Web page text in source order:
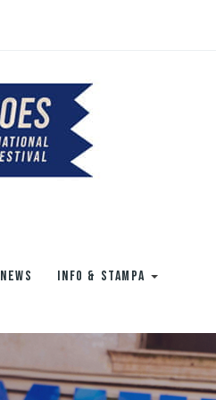
NEWS INFO & STAMPA